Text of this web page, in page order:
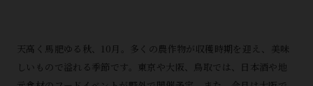
天高く馬肥ゆる秋、10月。多くの農作物が収穫時期を迎え、美味
しいもので溢れる季節です。東京や大阪、鳥取では、日本酒や地